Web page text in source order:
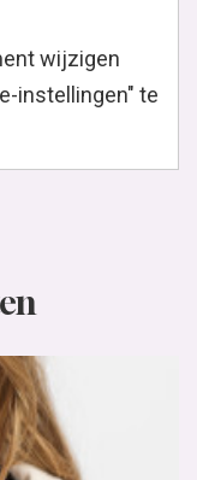
wijzigen
instellingen" te